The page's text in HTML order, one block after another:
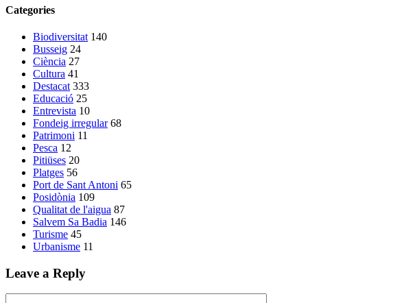
Categories
Biodiversitat 140
Busseig 24
Ciència 27
Cultura 41
Destacat 333
Educació 25
Entrevista 10
Fondeig irregular 68
Patrimoni 11
Pesca 12
Pitiüses 20
Platges 56
Port de Sant Antoni 65
Posidònia 109
Qualitat de l'aigua 87
Salvem Sa Badia 146
Turisme 45
Urbanisme 11
Leave a Reply